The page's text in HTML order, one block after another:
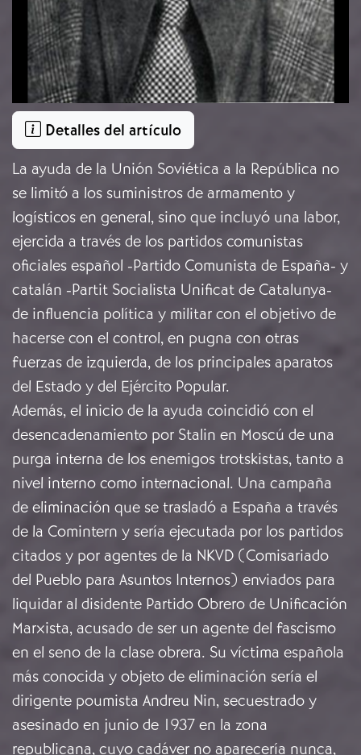
Detalles del artículo
La ayuda de la Unión Soviética a la República no
se limitó a los suministros de armamento y
logísticos en general, sino que incluyó una labor,
ejercida a través de los partidos comunistas
oficiales español -Partido Comunista de España- y
catalán -Partit Socialista Unificat de Catalunya-
de influencia política y militar con el objetivo de
hacerse con el control, en pugna con otras
fuerzas de izquierda, de los principales aparatos
del Estado y del Ejército Popular.
Además, el inicio de la ayuda coincidió con el
desencadenamiento por Stalin en Moscú de una
purga interna de los enemigos trotskistas, tanto a
nivel interno como internacional. Una campaña
de eliminación que se trasladó a España a través
de la Comintern y sería ejecutada por los partidos
citados y por agentes de la NKVD (Comisariado
del Pueblo para Asuntos Internos) enviados para
liquidar al disidente Partido Obrero de Unificación
Marxista, acusado de ser un agente del fascismo
en el seno de la clase obrera. Su víctima española
más conocida y objeto de eliminación sería el
dirigente poumista Andreu Nin, secuestrado y
asesinado en junio de 1937 en la zona
republicana, cuyo cadáver no aparecería nunca,